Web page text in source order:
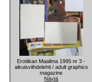
Erotiikan Maailma 1995 nr 3 -
aikuisviihdelehti / adult graphics
magazine
Näytä